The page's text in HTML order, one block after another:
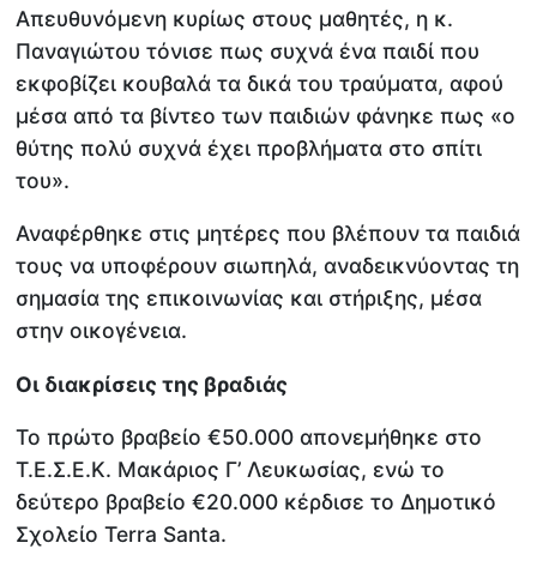
Απευθυνόμενη κυρίως στους μαθητές, η κ.
Παναγιώτου τόνισε πως συχνά ένα παιδί που
εκφοβίζει κουβαλά τα δικά του τραύματα, αφού
μέσα από τα βίντεο των παιδιών φάνηκε πως «ο
θύτης πολύ συχνά έχει προβλήματα στο σπίτι
του».
Αναφέρθηκε στις μητέρες που βλέπουν τα παιδιά
τους να υποφέρουν σιωπηλά, αναδεικνύοντας τη
σημασία της επικοινωνίας και στήριξης, μέσα
στην οικογένεια.
Οι διακρίσεις της βραδιάς
Το πρώτο βραβείο €50.000 απονεμήθηκε στο
Τ.Ε.Σ.Ε.Κ. Μακάριος Γ’ Λευκωσίας, ενώ το
δεύτερο βραβείο €20.000 κέρδισε το Δημοτικό
Σχολείο Terra Santa.